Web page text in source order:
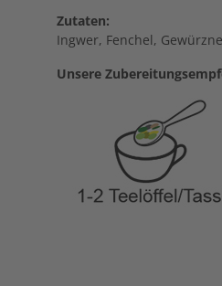
Zutaten:
Ingwer, Fenchel,
Unsere